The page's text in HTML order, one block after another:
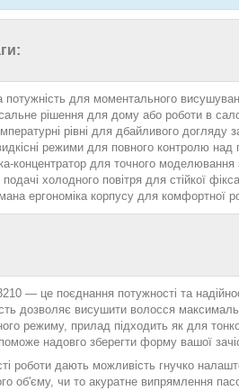
потужність для моментального
рішення для дому або роботи в
рівні для дбайливого догляду
режими для повного контролю над
концентратор для точного моделювання
холодного повітря для стійкої
ергономіка корпусу для комфортної
— це поєднання потужності та
дозволяє висушити волосся
режиму, прилад підходить як для
надовго зберегти форму вашої
роботи дають можливість гнучко
об'єму, чи то акуратне випрямлення